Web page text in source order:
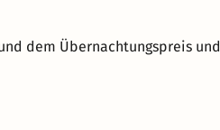
dem Übernachtungspreis und